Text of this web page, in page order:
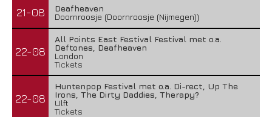
21-08
Deafheaven
Doornroosje (Doornroosje (Nijmegen))
22-08
All Points East Festival Festival met o.a.
Deftones, Deafheaven
London
Tickets
22-08
Huntenpop Festival met o.a. Di-rect, Up The
Irons, The Dirty Daddies, Therapy?
Ulft
Tickets